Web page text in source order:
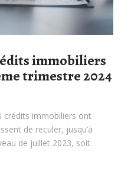
immobiliers
trimestre 2024
crédits immobiliers ont
de reculer, jusqu’à
de juillet 2023, soit